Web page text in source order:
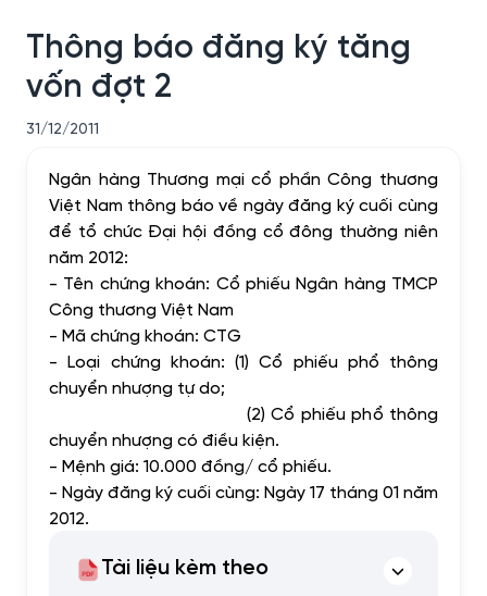
Thông báo đăng ký tăng
vốn đợt 2
31/12/2011
Ngân hàng Thương mại cổ phần Công thương
Việt Nam thông báo về ngày đăng ký cuối cùng
để tổ chức Đại hội đồng cổ đông thường niên
năm 2012:
- Tên chứng khoán: Cổ phiếu Ngân hàng TMCP
Công thương Việt Nam
- Mã chứng khoán: CTG
- Loại chứng khoán: (1) Cổ phiếu phổ thông
chuyển nhượng tựdo;
(2) Cổ phiếu phổ thông
chuyển nhượng có điều kiện.
- Mệnh giá: 10.000 đồng/ cổ phiếu.
- Ngày đăng ký cuối cùng: Ngày 17 tháng 01 năm
2012.
Tài liệu kèm theo